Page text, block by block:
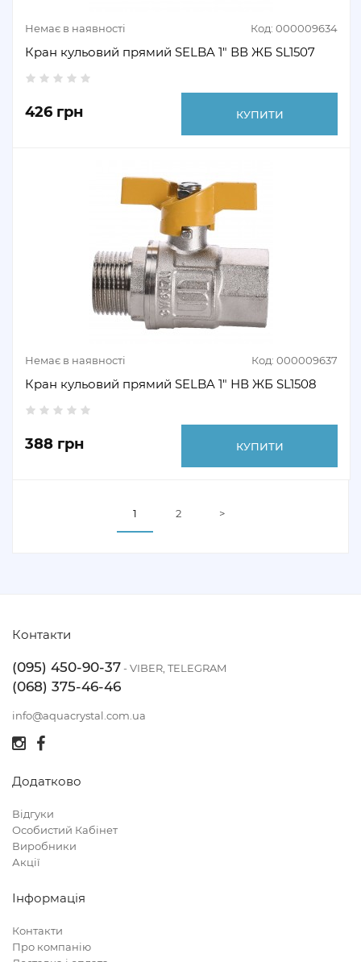
Немає в наявності Код: 000009634
Кран кульовий прямий SELBA 1" ВВ ЖБ SL1507
426 грн КУПИТИ
Немає в наявності Код: 000009637
Кран кульовий прямий SELBA 1" НВ ЖБ SL1508
388 грн КУПИТИ
1 2 >
Контакти
(095) 450-90-37- VIBER, TELEGRAM
(068) 375-46-46
info@aquacrystal.com.ua
Додатково
Відгуки
Особистий Кабінет
Виробники
Акції
Інформація
Контакти
Про компанію